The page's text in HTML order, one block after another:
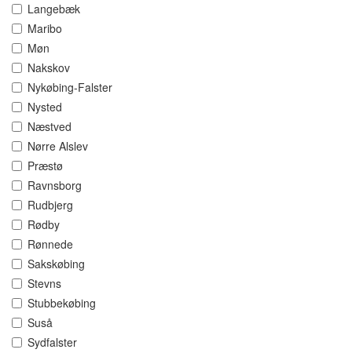
Langebæk
Maribo
Møn
Nakskov
Nykøbing-Falster
Nysted
Næstved
Nørre Alslev
Præstø
Ravnsborg
Rudbjerg
Rødby
Rønnede
Sakskøbing
Stevns
Stubbekøbing
Suså
Sydfalster